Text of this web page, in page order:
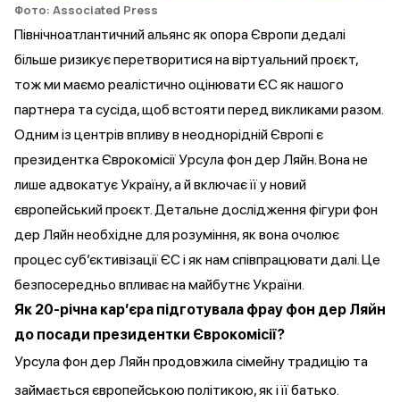
Фото: Associated Press
Північноатлантичний альянс як опора Європи дедалі
більше ризикує перетворитися на віртуальний проєкт,
тож ми маємо реалістично оцінювати ЄС як нашого
партнера та сусіда, щоб встояти перед викликами разом.
Одним із центрів впливу в неоднорідній Європі є
президентка Єврокомісії Урсула фон дер Ляйн. Вона не
лише адвокатує Україну, а й включає її у новий
європейський проєкт. Детальне дослідження фігури фон
дер Ляйн необхідне для розуміння, як вона очолює
процес субʼєктивізації ЄС і як нам співпрацювати далі. Це
безпосередньо впливає на майбутнє України.
Як 20-річна карʼєра підготувала фрау фон дер Ляйн
до посади президентки Єврокомісії?
Урсула фон дер Ляйн продовжила сімейну традицію та
займається європейською політикою, як і її батько.